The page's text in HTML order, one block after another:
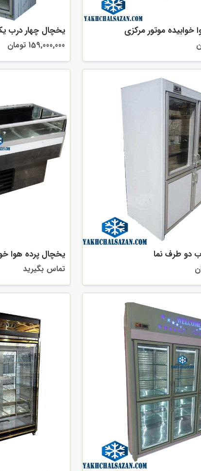
خوابیده موتور مرکزی یخچال چهار درب
159,000,000 تومان
دو طرف نما یخچال پرده هوا
تماس بگیرید